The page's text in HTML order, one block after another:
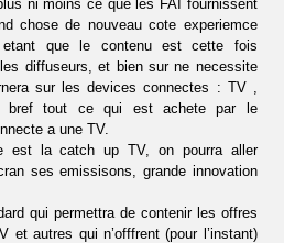
ni moins ce que les FAI fournissent
chose de nouveau cote experiemce
etant que le contenu est cette fois
diffuseurs, et bien sur ne necessite
sur les devices connectes : TV ,
bref tout ce qui est achete par le
a une TV.
est la catch up TV, on pourra aller
ses emissisons, grande innovation
qui permettra de contenir les offres
et autres qui n’offfrent (pour l’instant)